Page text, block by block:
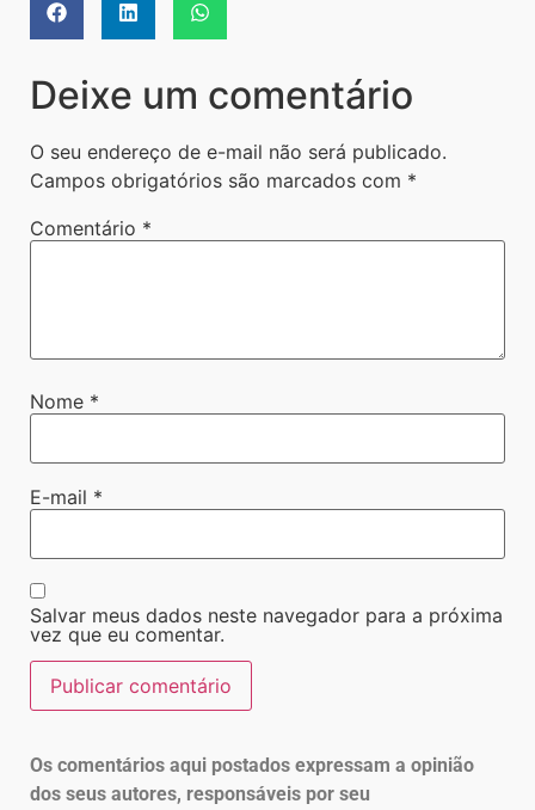
Deixe um comentário
O seu endereço de e-mail não será publicado.
Campos obrigatórios são marcados com *
Comentário *
Nome *
E-mail *
Salvar meus dados neste navegador para a próxima
vez que eu comentar.
Os comentários aqui postados expressam a opinião
dos seus autores, responsáveis por seu